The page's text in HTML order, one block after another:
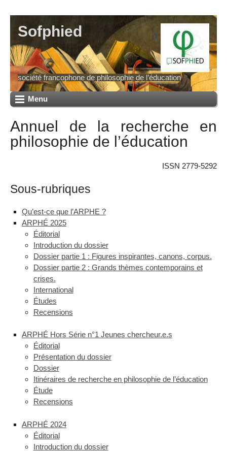
Sofphied
société francophone de philosophie de l’éducation
Menu
Annuel de la recherche en
philosophie de l’éducation
ISSN 2779-5292
Sous-rubriques
Qu’est-ce que l’ARPHE ?
ARPHÉ 2025
Éditorial
Introduction du dossier
Dossier partie 1 : Figures inspirantes, canons, corpus.
Dossier partie 2 : Grands thèmes contemporains et
crises.
International
Études
Recensions
ARPHÉ Hors Série n°1 Jeunes chercheur.e.s
Éditorial
Présentation du dossier
Dossier
Itinéraires de recherche en philosophie de l’éducation
Étude
Recensions
ARPHÉ 2024
Éditorial
Introduction du dossier